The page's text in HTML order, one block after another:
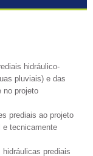
hidráulico-
pluviais) e das
no projeto
prediais ao projeto
e tecnicamente
prediais